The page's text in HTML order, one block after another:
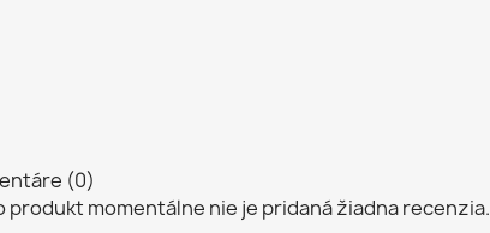
(0)
produkt momentálne nie je pridaná žiadna recenzia.